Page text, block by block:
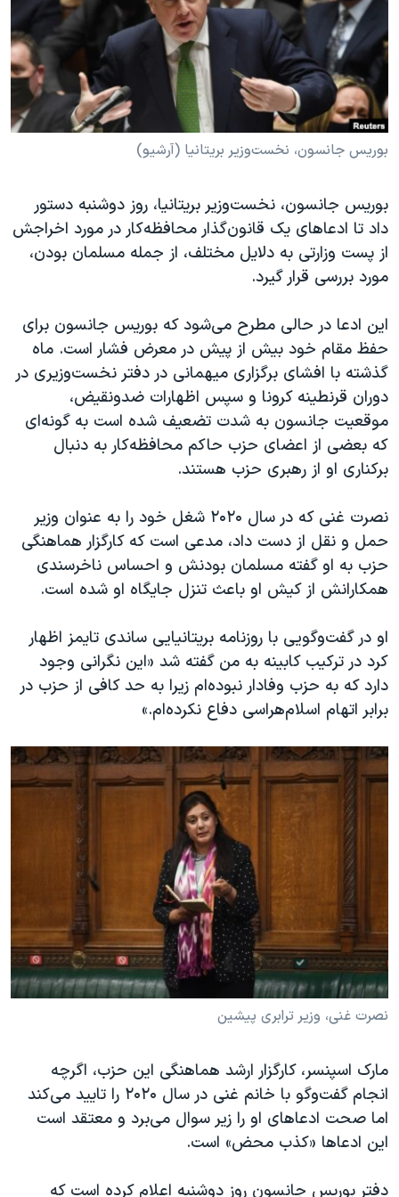
فرهنگ و زندگی
حقوق شهروندی
اقتصادی
علم و فناوری
اسرائیل در جنگ
آرشیو پخش زنده
مستندها
انتخابات ریاست جمهوری آمریکا ۲۰۲۴
حمله جمهوری اسلامی به اسرائیل
رمز مهسا
ورزش زنان در ایران
مجموعه مستندهای دادخواهی
تریبونال مردمی آبان ۹۸
دادگاه حمید نوری
قانون شفافیت دارائی کادر رهبری ایران
اعتراضات مردمی آبان ۹۸
اسرائیل در جنگ
نرگس محمدی برنده جایزه نوبل صلح
همایش محافظه‌کاران آمریکا «سی‌پک»
سفر پرزیدنت ترامپ به چین
دنبال کنید
زبانهای مختلف
بوریس جانسون، نخست‌وزیر بریتانیا (آرشیو)
بوریس جانسون، نخست‌وزیر بریتانیا، روز دوشنبه دستور
داد تا ادعاهای یک قانون‌گذار محافظه‌کار در مورد اخراجش
از پست وزارتی‌ به دلایل مختلف، از جمله مسلمان بودن،
مورد بررسی قرار گیرد.
این ادعا در حالی مطرح می‌شود که بوریس جانسون برای
حفظ مقام خود بیش از پیش در معرض فشار است. ماه
گذشته با افشای برگزاری میهمانی در دفتر نخست‌وزیری در
دوران قرنطینه کرونا و سپس اظهارات ضدونقیض،
موقعیت جانسون به شدت تضعیف شده است به گونه‌ای
که بعضی از اعضای حزب حاکم محافظه‌کار به دنبال
برکناری او از رهبری حزب هستند.
نصرت غنی که در سال ۲۰۲۰ شغل خود را به عنوان وزیر
حمل و نقل از دست داد، مدعی است که کارگزار هماهنگی
حزب به او گفته مسلمان بودنش و احساس ناخرسندی
همکارانش از کیش او باعث تنزل جایگاه او شده است.
او در گفت‌وگویی با روزنامه بریتانیایی ساندی تایمز اظهار
کرد در ترکیب کابینه به من گفته شد «این نگرانی وجود
دارد که به حزب وفادار نبوده‌ام زیرا به حد کافی از حزب در
برابر اتهام اسلام‌هراسی دفاع نکرده‌‌ام.»
نصرت غنی، وزیر ترابری پیشین
مارک اسپنسر، کارگزار ارشد هماهنگی این حزب، اگرچه
انجام گفت‌وگو با خانم غنی در سال ۲۰۲۰ را تایید می‌کند
اما صحت ادعاهای او را زیر سوال می‌برد و معتقد است
این ادعاها «کذب محض» است.
دفتر بوریس جانسون روز دوشنبه اعلام کرده است که